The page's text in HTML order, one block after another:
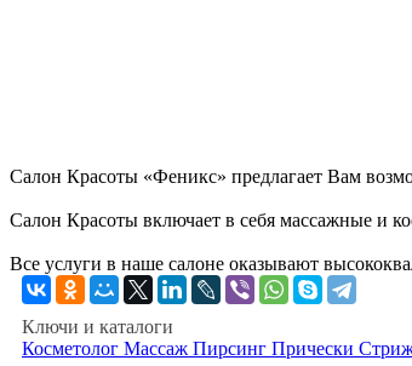
Салон Красоты «Феникс» предлагает Вам
Салон Красоты включает в себя массажные и
Все услуги в наше салоне оказывают
Ключи и каталоги
Косметолог Массаж Пирсинг Прически